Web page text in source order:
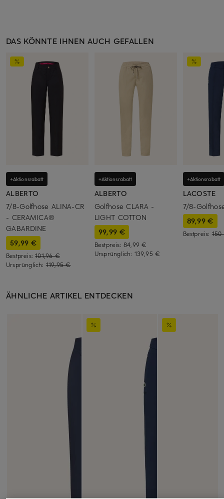
DAS KÖNNTE IHNEN AUCH GEFALLEN
+Aktionsrabatt
ALBERTO
7/8-Golfhose ALINA-CR
- CERAMICA®
GABARDINE
59,99 €
Bestpreis:101,96 €
Ursprünglich: 119,95 €
+Aktionsrabatt
ALBERTO
Golfhose CLARA -
LIGHT COTTON
99,99 €
Bestpreis: 84,99 €
Ursprünglich: 139,95 €
+Aktionsrabatt
LACOSTE
7/8-
89,99 €
Bestpreis:
ÄHNLICHE ARTIKEL ENTDECKEN